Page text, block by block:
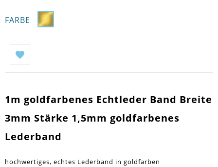
FARBE
1m goldfarbenes Echtleder Band Breite
3mm Stärke 1,5mm goldfarbenes
Lederband
hochwertiges, echtes Lederband in goldfarben